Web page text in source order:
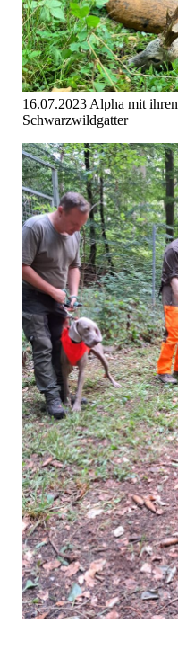
16.07.2023 Alpha mit
Schwarzwildgatter